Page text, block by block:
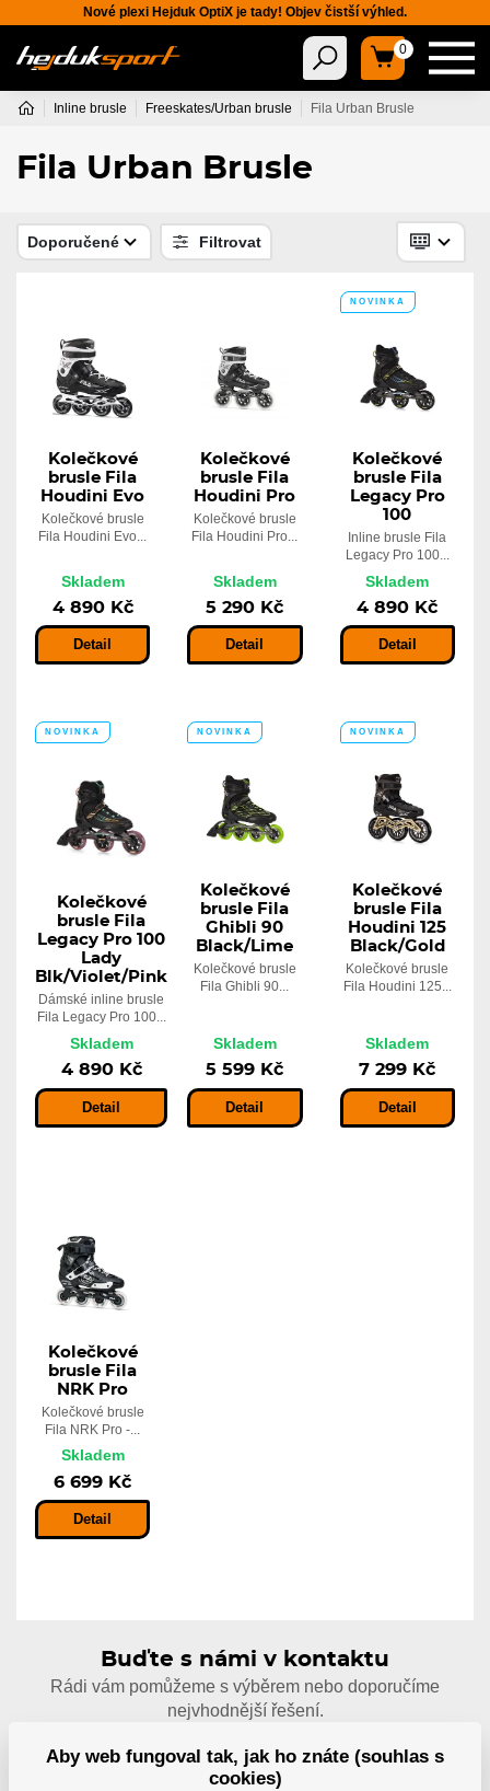
Nové plexi Hejduk OptiX je tady! Objev čistší výhled.
0
Inline brusle Freeskates/Urban brusle Fila Urban Brusle
Fila Urban Brusle
Doporučené Filtrovat
Kolečkové
brusle Fila
Houdini Evo
Kolečkové brusle
Fila Houdini Evo...
Skladem
4 890 Kč
Detail
Kolečkové
brusle Fila
Houdini Pro
Kolečkové brusle
Fila Houdini Pro...
Skladem
5 290 Kč
Detail
NOVINKA
Kolečkové
brusle Fila
Legacy Pro
100
Inline brusle Fila
Legacy Pro 100...
Skladem
4 890 Kč
Detail
NOVINKA
Kolečkové
brusle Fila
Legacy Pro 100
Lady
Blk/Violet/Pink
Dámské inline brusle
Fila Legacy Pro 100...
Skladem
4 890 Kč
Detail
NOVINKA
Kolečkové
brusle Fila
Ghibli 90
Black/Lime
Kolečkové brusle
Fila Ghibli 90...
Skladem
5 599 Kč
Detail
NOVINKA
Kolečkové
brusle Fila
Houdini 125
Black/Gold
Kolečkové brusle
Fila Houdini 125...
Skladem
7 299 Kč
Detail
Kolečkové
brusle Fila
NRK Pro
Kolečkové brusle
Fila NRK Pro -...
Skladem
6 699 Kč
Detail
Buďte s námi v kontaktu
Rádi vám pomůžeme s výběrem nebo doporučíme
nejvhodnější řešení.
info@hejduksport.cz
Aby web fungoval tak, jak ho znáte (souhlas s
cookies)